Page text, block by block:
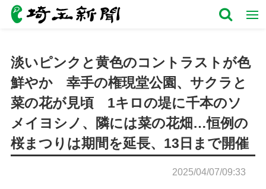
淡いピンクと黄色のコントラストが色
鮮やか 幸手の権現堂公園、サクラと
菜の花が見頃 1キロの堤に千本のソ
メイヨシノ、隣には菜の花畑…恒例の
桜まつりは期間を延長、13日まで開催
2025/04/07/09:33